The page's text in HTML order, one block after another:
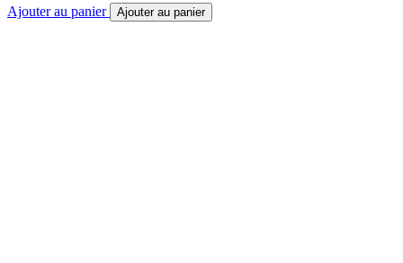
Ajouter au panier Ajouter au panier